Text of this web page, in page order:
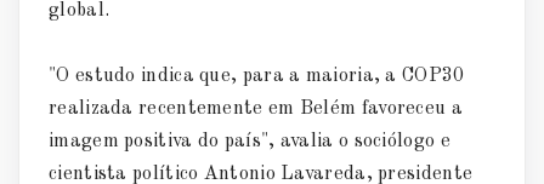
global.
"O estudo indica que, para a maioria, a COP30
realizada recentemente em Belém favoreceu a
imagem positiva do país", avalia o sociólogo e
cientista político Antonio Lavareda, presidente